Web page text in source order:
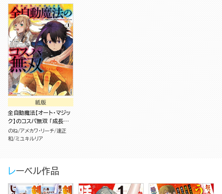
紙版
全自動魔法【オート・マジッ
ク】のコスパ無双 「成長ス
ピードが超遅い」と追放さ
れたが、放置しても経験値
のね アメカワ・リーチ 逢正
和 ミユキルリア
レーベル作品